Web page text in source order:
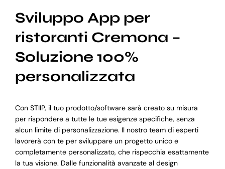
Sviluppo App per
ristoranti Cremona –
Soluzione 100%
personalizzata
Con STIIP, il tuo prodotto/software sarà creato su misura
per rispondere a tutte le tue esigenze specifiche, senza
alcun limite di personalizzazione. Il nostro team di esperti
lavorerà con te per sviluppare un progetto unico e
completamente personalizzato, che rispecchia esattamente
la tua visione. Dalle funzionalità avanzate al design